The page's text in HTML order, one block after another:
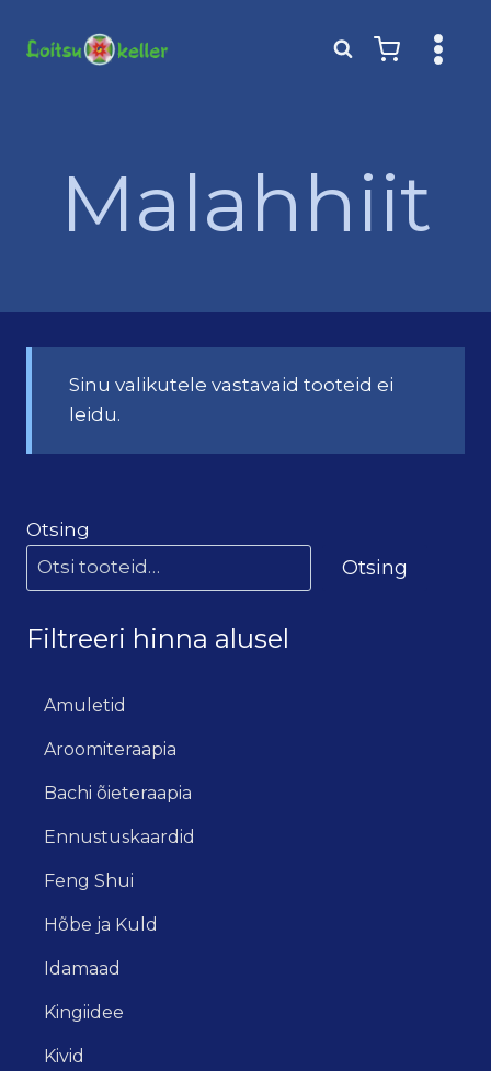
Malahhiit
Sinu valikutele vastavaid tooteid ei
leidu.
Otsing
Otsing
Filtreeri hinna alusel
Amuletid
Aroomiteraapia
Bachi õieteraapia
Ennustuskaardid
Feng Shui
Hõbe ja Kuld
Idamaad
Kingiidee
Kivid